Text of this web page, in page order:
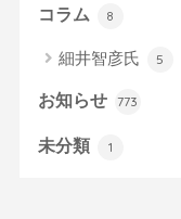
コラム 8
細井智彦氏 5
お知らせ 773
未分類 1